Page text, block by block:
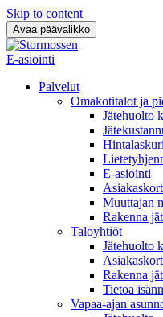
Skip to content
Avaa päävalikko
E-asiointi
Palvelut
Omakotitalot ja
Jätehuolto
Hintalaskuri
E-asiointi
Muuttajan
Rakenna
Taloyhtiöt
Jätehuolto
Rakenna
Tietoa
Vapaa-ajan